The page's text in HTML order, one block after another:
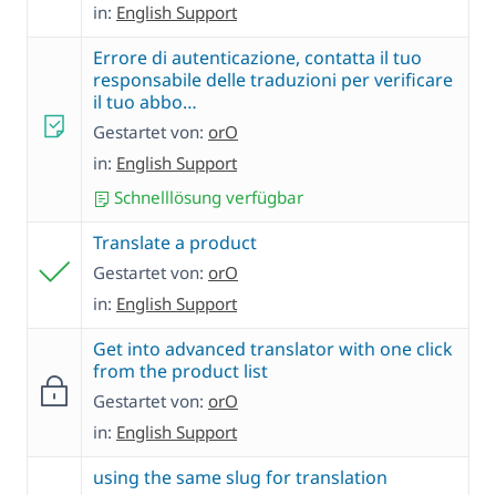
in: English Support
Errore di autenticazione, contatta il tuo
responsabile delle traduzioni per verificare
il tuo abbo…
Gestartet von: orO
in: English Support
Schnelllösung verfügbar
Translate a product
Gestartet von: orO
in: English Support
Get into advanced translator with one click
from the product list
Gestartet von: orO
in: English Support
using the same slug for translation